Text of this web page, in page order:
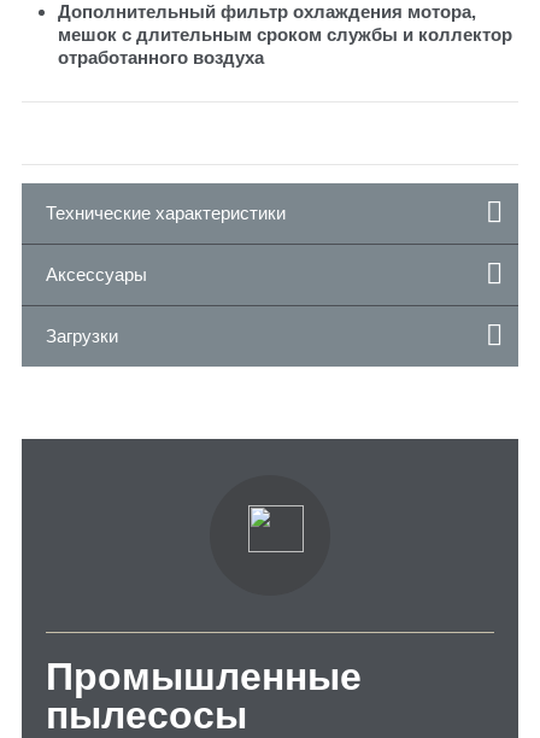
Дополнительный фильтр охлаждения мотора,
мешок с длительным сроком службы и коллектор
отработанного воздуха
Технические характеристики
Аксессуары
Загрузки
Промышленные
пылесосы